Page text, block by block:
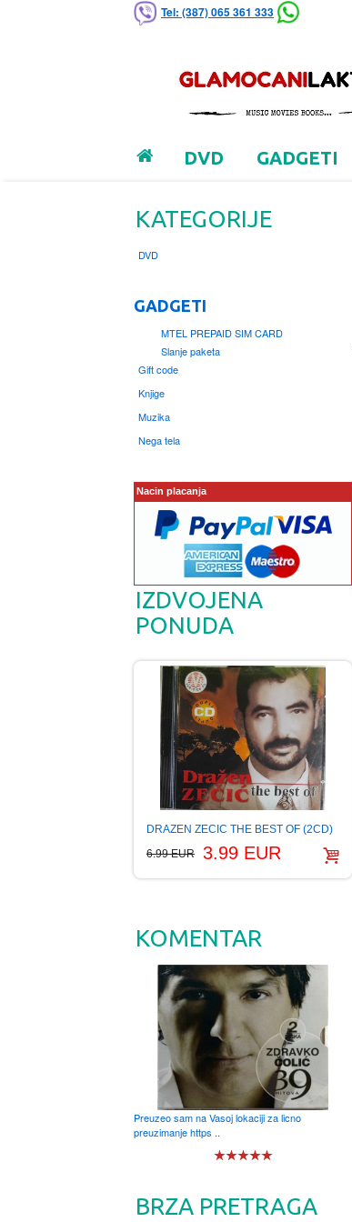
Tel: (387) 065 361 333
DVD GADGETI
KATEGORIJE
DVD
GADGETI
MTEL PREPAID SIM CARD
Slanje paketa
Gift code
Knjige
Muzika
Nega tela
Nacin placanja
IZDVOJENA
PONUDA
DRAZEN ZECIC THE BEST OF (2CD)
6.99 EUR
3.99 EUR
KOMENTAR
Preuzeo sam na Vasoj lokaciji za licno
preuzimanje https ..
BRZA PRETRAGA